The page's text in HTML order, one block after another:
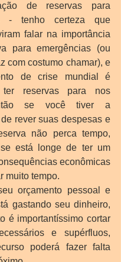
de reservas para
- tenho certeza que
falar na importância
para emergências (ou
com costumo chamar), e
de crise mundial é
ter reservas para nos
se você tiver a
rever suas despesas e
não perca tempo,
está longe de ter um
econômicas
muito tempo.
orçamento pessoal e
gastando seu dinheiro,
é importantíssimo cortar
e supérfluos,
poderá fazer falta